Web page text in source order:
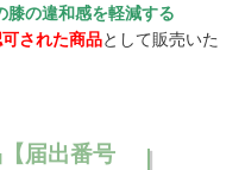
膝の違和感を軽減する
された商品として販売いた
届出番号